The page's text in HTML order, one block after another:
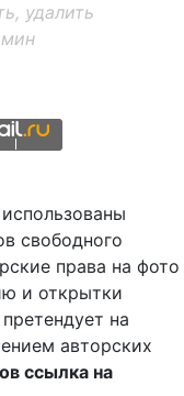
удалить
свободного
права на фото
и открытки
на
авторских
ссылка на